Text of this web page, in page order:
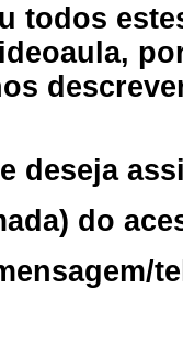
todos
deseja
do